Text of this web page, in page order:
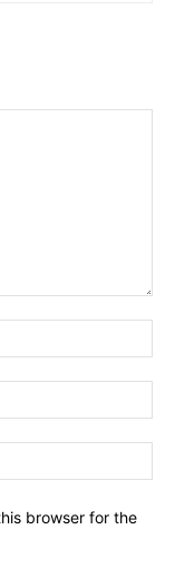
browser for the